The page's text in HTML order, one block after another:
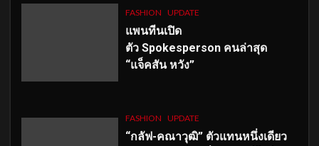
FASHION UPDATE
แพนทีนเปิด
ตัว Spokesperson คนล่าสุด
“แจ็คสัน หวัง”
FASHION UPDATE
“กลัฟ-คณาวุฒิ” ตัวแทนหนึ่งเดียว